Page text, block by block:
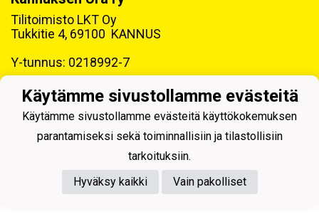
Tilitoimisto LKT Oy
Tukkitie 4, 69100 KANNUS
Y-tunnus: 0218992-7
Käytämme sivustollamme evästeitä
Käytämme sivustollamme evästeitä käyttökokemuksen
parantamiseksi sekä toiminnallisiin ja tilastollisiin
tarkoituksiin.
Hyväksy kaikki
Vain pakolliset